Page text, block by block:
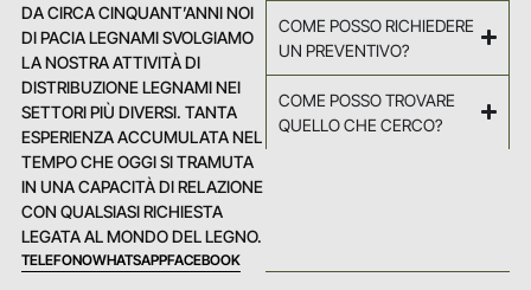
DA CIRCA CINQUANT’ANNI NOI
DI PACIA LEGNAMI SVOLGIAMO
LA NOSTRA ATTIVITÀ DI
DISTRIBUZIONE LEGNAMI NEI
SETTORI PIÙ DIVERSI. TANTA
ESPERIENZA ACCUMULATA NEL
TEMPO CHE OGGI SI TRAMUTA
IN UNA CAPACITÀ DI RELAZIONE
CON QUALSIASI RICHIESTA
LEGATA AL MONDO DEL LEGNO.
TELEFONOWHATSAPPFACEBOOK
COME POSSO RICHIEDERE
UN PREVENTIVO?
COME POSSO TROVARE
QUELLO CHE CERCO?